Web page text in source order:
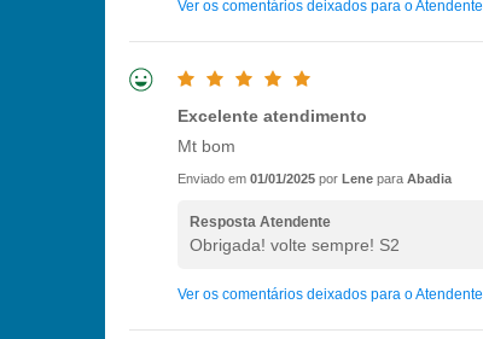
Ver os comentários deixados para o Atendente
Excelente atendimento
Mt bom
Enviado em 01/01/2025 por Lene para Abadia
Resposta Atendente
Obrigada! volte sempre! S2
Ver os comentários deixados para o Atendente